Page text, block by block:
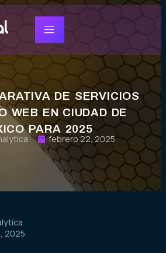
DE SERVICIOS
WEB EN CIUDAD DE
PARA 2025
febrero 22, 2025
2025